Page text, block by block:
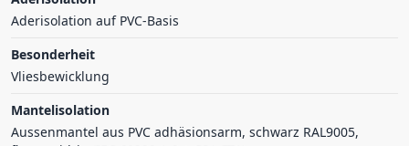
Aderisolation auf PVC-Basis
Besonderheit
Vliesbewicklung
Mantelisolation
Aussenmantel aus PVC adhäsionsarm, schwarz RAL9005,